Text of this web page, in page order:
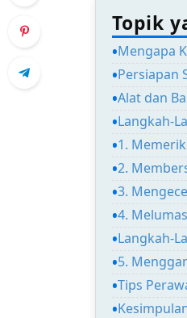
Topik
Mengapa
Persiapan
Alat dan
Langkah-
1.
2.
3.
4.
Langkah-
5.
Tips